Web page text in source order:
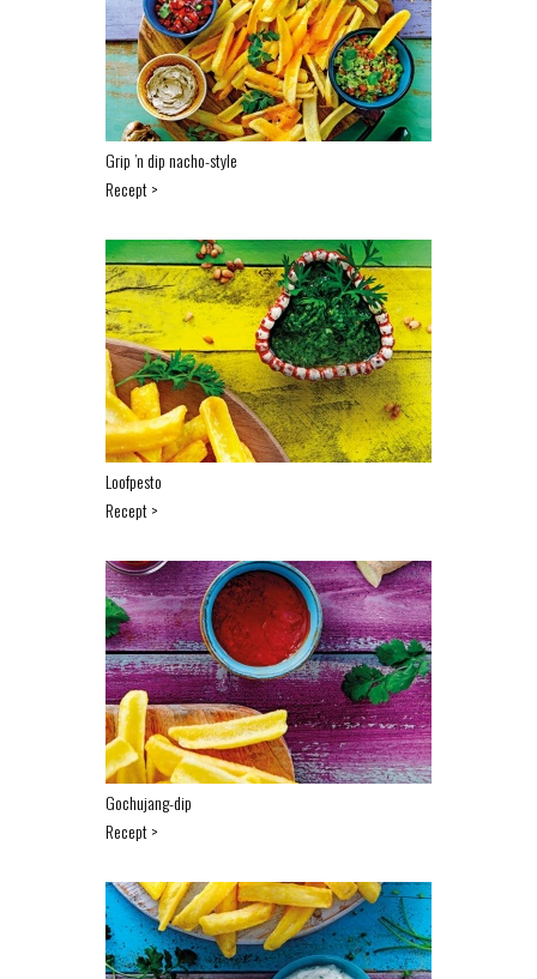
Grip ’n dip nacho-style
Recept >
Loofpesto
Recept >
Gochujang-dip
Recept >